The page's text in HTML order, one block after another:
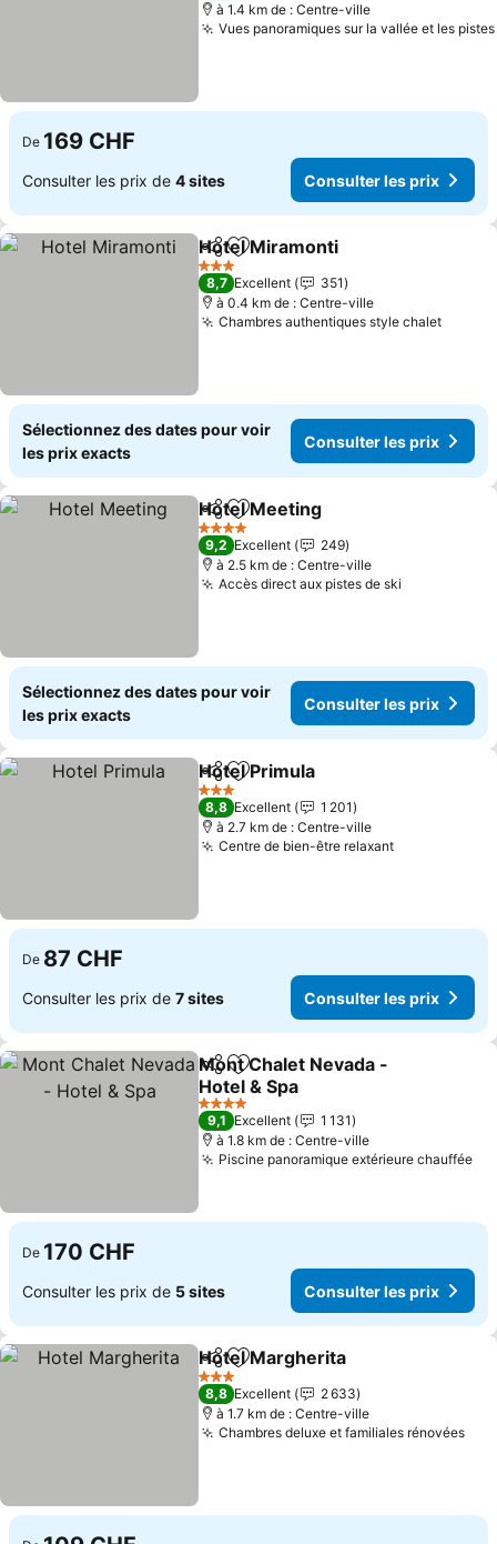
à 1.4 km de : Centre-ville
Vues panoramiques sur la vallée et les pistes
De 169 CHF
Consulter les prix de 4 sites Consulter les prix
PartagerAjouter à mes favoris
Hotel Miramonti
3 Étoiles
8,7 Excellent
351
à 0.4 km de : Centre-ville
Chambres authentiques style chalet
Sélectionnez des dates pour voir
les prix exacts
Consulter les prix
PartagerAjouter à mes favoris
Hotel Meeting
4 Étoiles
9,2 Excellent
249
à 2.5 km de : Centre-ville
Accès direct aux pistes de ski
Sélectionnez des dates pour voir
les prix exacts
Consulter les prix
PartagerAjouter à mes favoris
Hotel Primula
3 Étoiles
8,8 Excellent
1 201
à 2.7 km de : Centre-ville
Centre de bien-être relaxant
De 87 CHF
Consulter les prix de 7 sites Consulter les prix
PartagerAjouter à mes favoris
Mont Chalet Nevada -
Hotel & Spa
4 Étoiles
9,1 Excellent
1 131
à 1.8 km de : Centre-ville
Piscine panoramique extérieure chauffée
De 170 CHF
Consulter les prix de 5 sites Consulter les prix
PartagerAjouter à mes favoris
Hotel Margherita
3 Étoiles
8,8 Excellent
2 633
à 1.7 km de : Centre-ville
Chambres deluxe et familiales rénovées